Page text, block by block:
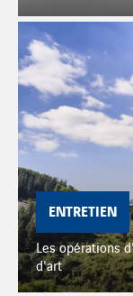
ENTRETIEN
Les opérations
d'art